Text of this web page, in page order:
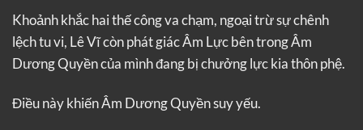
Khoảnh khắc hai thế công va chạm, ngoại trừ sự chênh
lệch tu vi, Lê Vĩ còn phát giác Âm Lực bên trong Âm
Dương Quyền của mình đang bị chưởng lực kia thôn phệ.
Điều này khiến Âm Dương Quyền suy yếu.